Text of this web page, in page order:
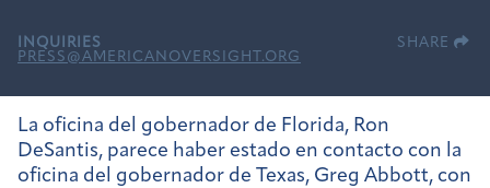
INQUIRIES
PRESS@AMERICANOVERSIGHT.ORG
SHARE
La oficina del gobernador de Florida, Ron
DeSantis, parece haber estado en contacto con la
oficina del gobernador de Texas, Greg Abbott, con